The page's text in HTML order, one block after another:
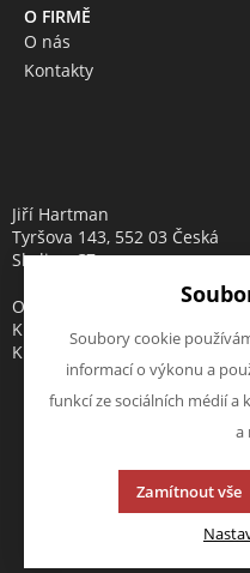
O FIRMĚ
O nás
Kontakty
Jiří Hartman
Tyršova 143, 552 03 Česká
Skalice, CZ
Obchodní rejstřík vedený u
Krajského soudu v Hradci
Králové, oddíl A, vložka 18553
Tato stránka používá
© 2013-2026
Soubory cookie
informací o výkonu a
funkcí ze sociálních médií a
a
Zamítnout vše